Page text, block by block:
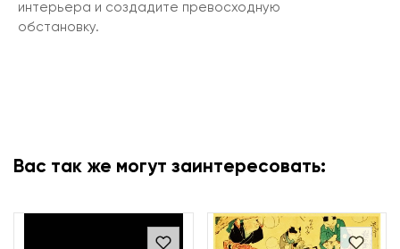
интерьера и создадите превосходную
обстановку.
Вас так же могут заинтересовать: